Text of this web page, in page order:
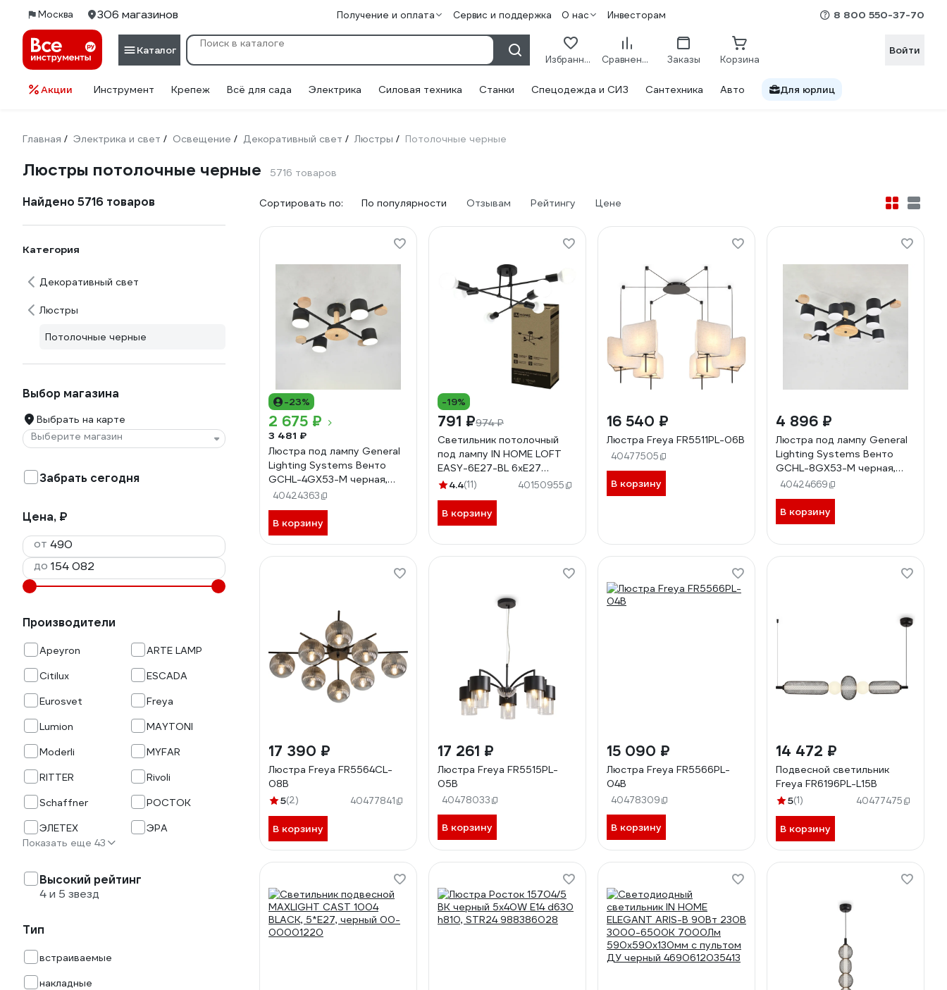
Москва 306 магазинов Получение и оплата Сервис и поддержка О нас Инвесторам 8 800 550-37-70
Каталог
Избранное Сравнение Заказы Корзина
Войти
Акции Инструмент Крепеж Всё для сада Электрика Силовая техника Станки Спецодежда и СИЗ Сантехника Авто Для юрлиц
Главная / Электрика и свет / Освещение / Декоративный свет / Люстры / Потолочные черные
Люстры потолочные черные 5716 товаров
Найдено 5716 товаров
Категория
Декоративный свет
Люстры
Потолочные черные
Выбор магазина
Выбрать на карте
Выберите магазин
Забрать сегодня
Цена, ₽
от
до
Производители
Apeyron
ARTE LAMP
Citilux
ESCADA
Eurosvet
Freya
Lumion
MAYTONI
Moderli
MYFAR
RITTER
Rivoli
Schaffner
РОСТОК
ЭЛЕТЕХ
ЭРА
Показать еще 43
Высокий рейтинг
4 и 5 звезд
Тип
встраиваемые
накладные
Сортировать по: По популярности Отзывам Рейтингу Цене
-23%
2 675 ₽
3 481 ₽
Люстра под лампу General
Lighting Systems Венто
GCHL-4GX53-M черная,
дерево 662211
40424363
В корзину
-19%
791 ₽974 ₽
Светильник потолочный
под лампу IN HOME LOFT
EASY-6E27-BL 6хЕ27
черный 4690612062648
4.4(11) 40150955
В корзину
16 540 ₽
Люстра Freya FR5511PL-06B
40477505
В корзину
4 896 ₽
Люстра под лампу General
Lighting Systems Венто
GCHL-8GX53-M черная,
дерево 662219
40424669
В корзину
17 390 ₽
Люстра Freya FR5564CL-
08B
5(2) 40477841
В корзину
17 261 ₽
Люстра Freya FR5515PL-
05B
40478033
В корзину
15 090 ₽
Люстра Freya FR5566PL-
04B
40478309
В корзину
14 472 ₽
Подвесной светильник
Freya FR6196PL-L15B
5(1) 40477475
В корзину